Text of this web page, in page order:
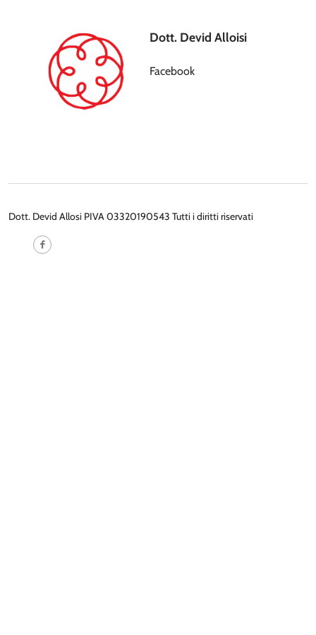
Dott. Devid Alloisi
Facebook
Dott. Devid Allosi PIVA 03320190543 Tutti i diritti riservati